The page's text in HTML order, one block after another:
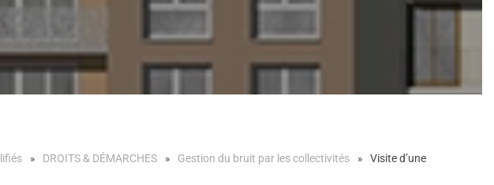
DROITS & DÉMARCHES Gestion du bruit par les collectivités
Visite d’une